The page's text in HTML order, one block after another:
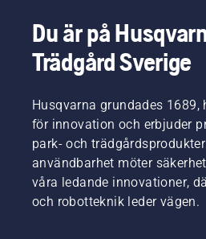
Du är på
Trädgård Sverige
Husqvarna grundades 1689,
för innovation och erbjuder
park- och
användbarhet möter
våra ledande innovationer,
och robotteknik leder vägen.